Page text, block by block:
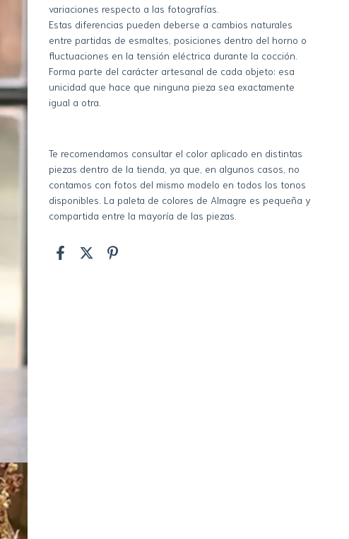
variaciones respecto a las fotografías.
Estas diferencias pueden deberse a cambios naturales
entre partidas de esmaltes, posiciones dentro del horno o
fluctuaciones en la tensión eléctrica durante la cocción.
Forma parte del carácter artesanal de cada objeto: esa
unicidad que hace que ninguna pieza sea exactamente
igual a otra.
Te recomendamos consultar el color aplicado en distintas
piezas dentro de la tienda, ya que, en algunos casos, no
contamos con fotos del mismo modelo en todos los tonos
disponibles. La paleta de colores de Almagre es pequeña y
compartida entre la mayoría de las piezas.